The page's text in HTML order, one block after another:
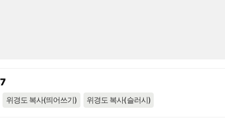
위경도 복사(띄어쓰기) 위경도 복사(슬러시)